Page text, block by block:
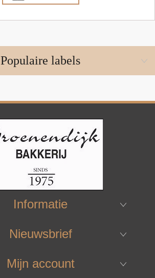
Populaire labels
Informatie
Nieuwsbrief
Mijn account